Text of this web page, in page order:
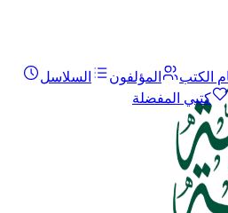
الكتب المؤلفون
السلاسل
كتبي المفضلة